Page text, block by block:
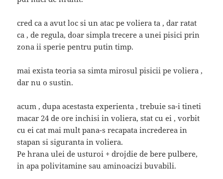
cred ca a avut loc si un atac pe voliera ta , dar ratat
ca , de regula, doar simpla trecere a unei pisici prin
zona ii sperie pentru putin timp.
mai exista teoria sa simta mirosul pisicii pe voliera ,
dar nu o sustin.
acum , dupa acestasta experienta , trebuie sa-i tineti
macar 24 de ore inchisi in voliera, stat cu ei , vorbit
cu ei cat mai mult pana-s recapata increderea in
stapan si siguranta in voliera.
Pe hrana ulei de usturoi + drojdie de bere pulbere,
in apa polivitamine sau aminoacizi buvabili.